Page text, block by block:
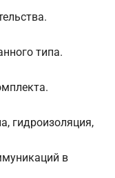
типа.
гидроизоляция,
в